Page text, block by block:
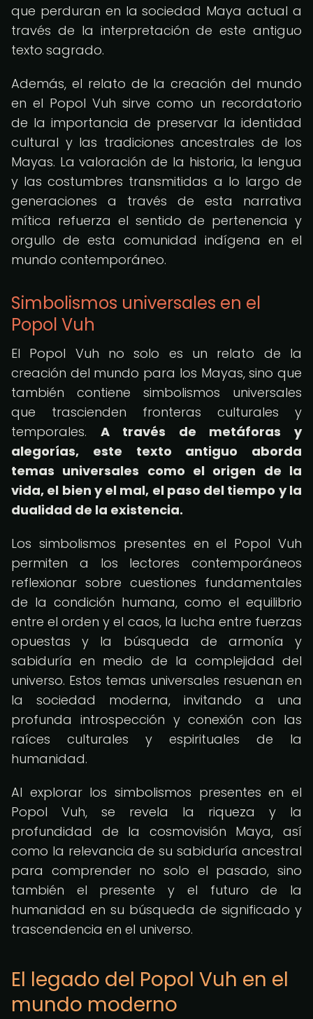
que perduran en la sociedad Maya actual a
través de la interpretación de este antiguo
texto sagrado.
Además, el relato de la creación del mundo
en el Popol Vuh sirve como un recordatorio
de la importancia de preservar la identidad
cultural y las tradiciones ancestrales de los
Mayas. La valoración de la historia, la lengua
y las costumbres transmitidas a lo largo de
generaciones a través de esta narrativa
mítica refuerza el sentido de pertenencia y
orgullo de esta comunidad indígena en el
mundo contemporáneo.
Simbolismos universales en el
Popol Vuh
El Popol Vuh no solo es un relato de la
creación del mundo para los Mayas, sino que
también contiene simbolismos universales
que trascienden fronteras culturales y
temporales. A través de metáforas y
alegorías, este texto antiguo aborda
temas universales como el origen de la
vida, el bien y el mal, el paso del tiempo y la
dualidad de la existencia.
Los simbolismos presentes en el Popol Vuh
permiten a los lectores contemporáneos
reflexionar sobre cuestiones fundamentales
de la condición humana, como el equilibrio
entre el orden y el caos, la lucha entre fuerzas
opuestas y la búsqueda de armonía y
sabiduría en medio de la complejidad del
universo. Estos temas universales resuenan en
la sociedad moderna, invitando a una
profunda introspección y conexión con las
raíces culturales y espirituales de la
humanidad.
Al explorar los simbolismos presentes en el
Popol Vuh, se revela la riqueza y la
profundidad de la cosmovisión Maya, así
como la relevancia de su sabiduría ancestral
para comprender no solo el pasado, sino
también el presente y el futuro de la
humanidad en su búsqueda de significado y
trascendencia en el universo.
El legado del Popol Vuh en el
mundo moderno